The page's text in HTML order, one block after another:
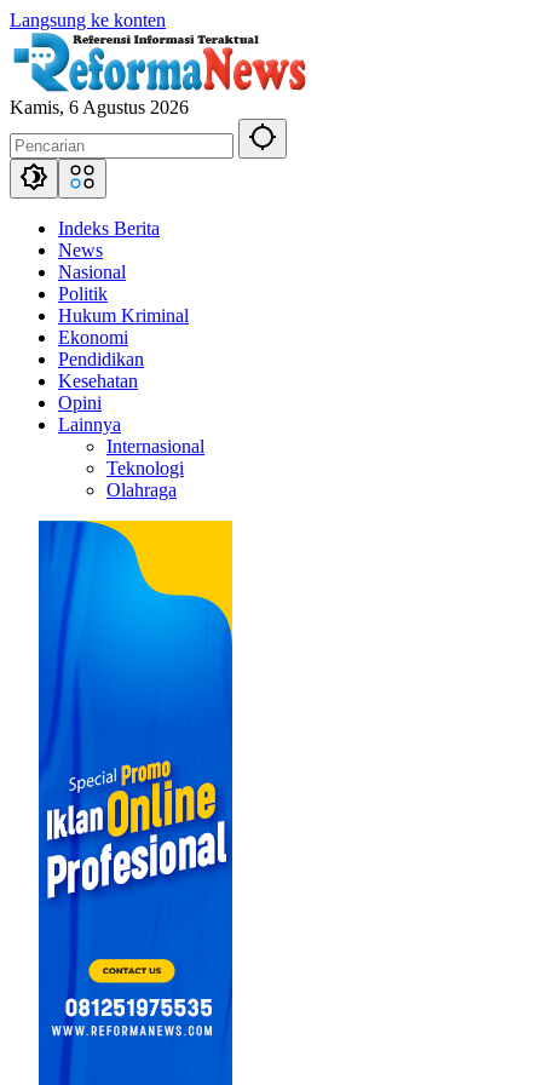
Langsung ke konten
Kamis, 6 Agustus 2026
Indeks Berita
News
Nasional
Politik
Hukum Kriminal
Ekonomi
Pendidikan
Kesehatan
Opini
Lainnya
Internasional
Teknologi
Olahraga